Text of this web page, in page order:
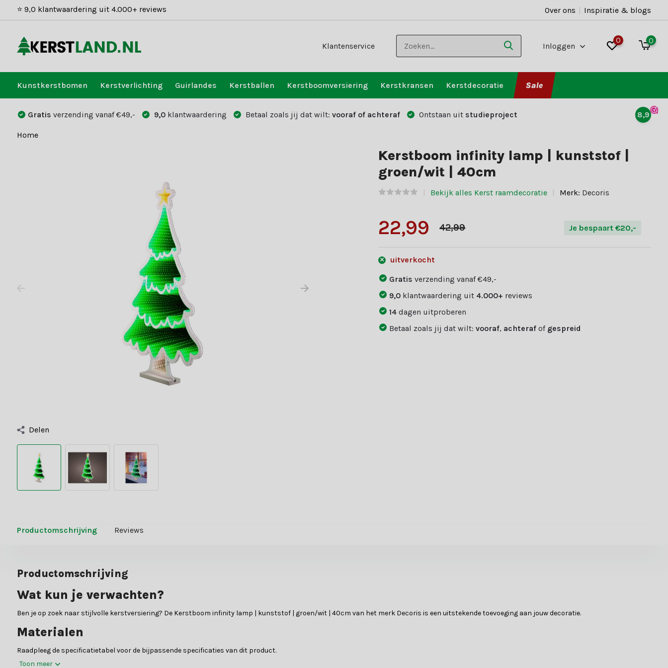
⭐ 9,0 klantwaardering uit 4.000+ reviews Over ons | Inspiratie & blogs
Klantenservice Inloggen
0 0
Kunstkerstbomen Kerstverlichting Guirlandes Kerstballen Kerstboomversiering Kerstkransen Kerstdecoratie Sale
Gratis verzending vanaf €49,- 9,0 klantwaardering Betaal zoals jij dat wilt: vooraf of achteraf Ontstaan uit studieproject 8,9
Home
Delen
Kerstboom infinity lamp | kunststof |
groen/wit | 40cm
Bekijk alles Kerst raamdecoratie Merk: Decoris
22,99 42,99 Je bespaart €20,-
uitverkocht
Gratisverzending vanaf €49,-
9,0 klantwaardering uit 4.000+ reviews
14dagen uitproberen
Betaal zoals jij dat wilt:vooraf, achteraf of gespreid
Productomschrijving Reviews
Productomschrijving
Wat kun je verwachten?
Ben je op zoek naar stijlvolle kerstversiering? De Kerstboom infinity lamp | kunststof | groen/wit | 40cm van het merk Decoris is een uitstekende toevoeging aan jouw decoratie.
Materialen
Raadpleeg de specificatietabel voor de bijpassende specificaties van dit product.
Toon meer